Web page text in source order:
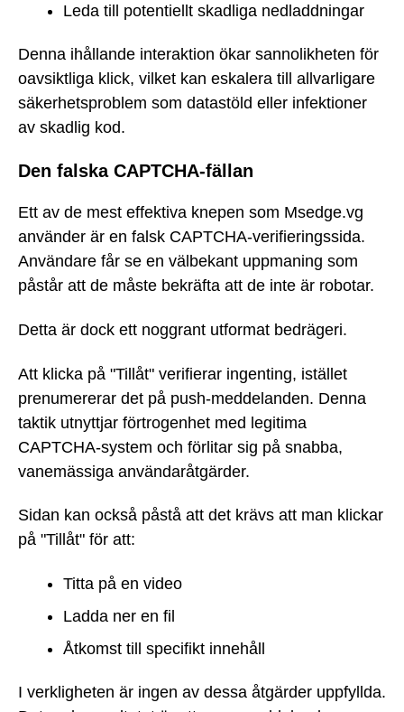
Leda till potentiellt skadliga nedladdningar
Denna ihållande interaktion ökar sannolikheten för
oavsiktliga klick, vilket kan eskalera till allvarligare
säkerhetsproblem som datastöld eller infektioner
av skadlig kod.
Den falska CAPTCHA-fällan
Ett av de mest effektiva knepen som Msedge.vg
använder är en falsk CAPTCHA-verifieringssida.
Användare får se en välbekant uppmaning som
påstår att de måste bekräfta att de inte är robotar.
Detta är dock ett noggrant utformat bedrägeri.
Att klicka på "Tillåt" verifierar ingenting, istället
prenumererar det på push-meddelanden. Denna
taktik utnyttjar förtrogenhet med legitima
CAPTCHA-system och förlitar sig på snabba,
vanemässiga användaråtgärder.
Sidan kan också påstå att det krävs att man klickar
på "Tillåt" för att:
Titta på en video
Ladda ner en fil
Åtkomst till specifikt innehåll
I verkligheten är ingen av dessa åtgärder uppfyllda.